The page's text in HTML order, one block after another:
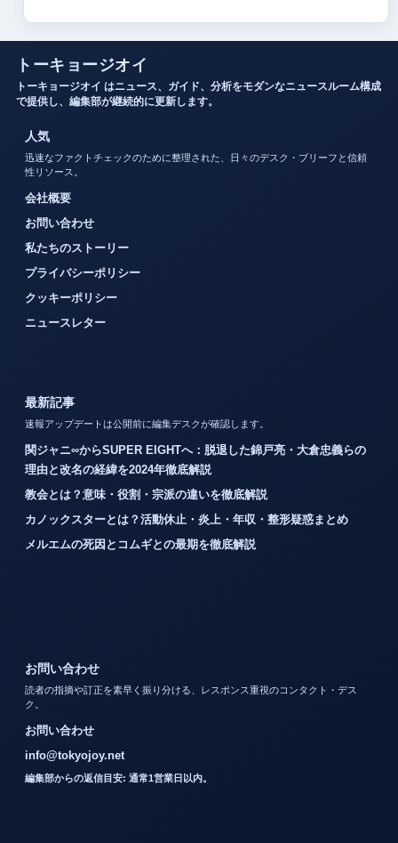
トーキョージオイ
トーキョージオイ はニュース、ガイド、分析をモダンなニュースルーム構成
で提供し、編集部が継続的に更新します。
人気
迅速なファクトチェックのために整理された、日々のデスク・ブリーフと信頼
性リソース。
会社概要
お問い合わせ
私たちのストーリー
プライバシーポリシー
クッキーポリシー
ニュースレター
最新記事
速報アップデートは公開前に編集デスクが確認します。
関ジャニ∞からSUPER EIGHTへ：脱退した錦戸亮・大倉忠義らの
理由と改名の経緯を2024年徹底解説
教会とは？意味・役割・宗派の違いを徹底解説
カノックスターとは？活動休止・炎上・年収・整形疑惑まとめ
メルエムの死因とコムギとの最期を徹底解説
お問い合わせ
読者の指摘や訂正を素早く振り分ける、レスポンス重視のコンタクト・デス
ク。
お問い合わせ
info@tokyojoy.net
編集部からの返信目安: 通常1営業日以内。